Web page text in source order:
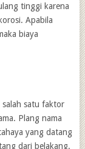
tinggi karena
Apabila
biaya
salah satu faktor
Plang nama
yang datang
dari belakang.